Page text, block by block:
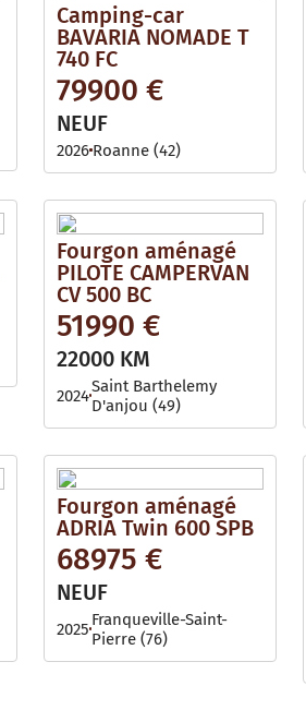
Camping-car
BAVARIA NOMADE T
740 FC
79900 €
NEUF
2026 Roanne (42)
Fourgon aménagé
PILOTE CAMPERVAN
CV 500 BC
51990 €
22000 KM
2024Saint Barthelemy
D'anjou (49)
Fourgon aménagé
ADRIA Twin 600 SPB
68975 €
NEUF
2025 Franqueville-Saint-
Pierre (76)